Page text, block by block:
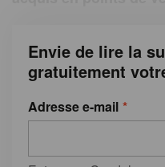
Envie de lire la
gratuitement
Adresse e-mail